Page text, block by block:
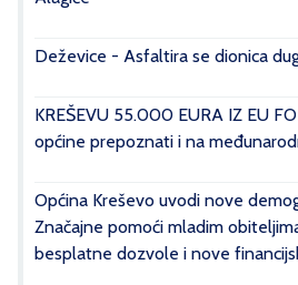
Deževice - Asfaltira se dionica
KREŠEVU 55.000 EURA IZ EU
općine prepoznati i na
Općina Kreševo uvodi nove
Značajne pomoći mladim
besplatne dozvole i nove